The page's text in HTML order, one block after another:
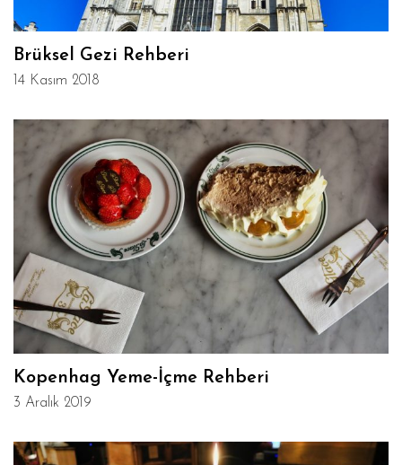
Brüksel Gezi Rehberi
14 Kasım 2018
Kopenhag Yeme-İçme Rehberi
3 Aralık 2019